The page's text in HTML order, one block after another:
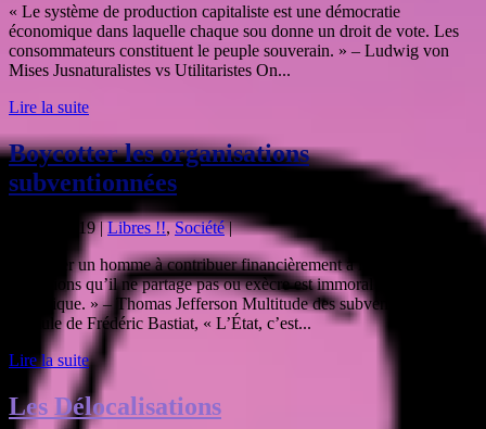
« Le système de production capitaliste est une démocratie
économique dans laquelle chaque sou donne un droit de vote. Les
consommateurs constituent le peuple souverain. » – Ludwig von
Mises Jusnaturalistes vs Utilitaristes On...
Lire la suite
Boycotter les organisations
subventionnées
12 juin 2019|Libres !!,Société|
« Obliger un homme à contribuer financièrement à la propagation
d’opinions qu’il ne partage pas ou exècre est immoral et
tyrannique. » – Thomas Jefferson Multitude des subventions La
formule de Frédéric Bastiat, « L’État, c’est...
Lire la suite
Les Délocalisations